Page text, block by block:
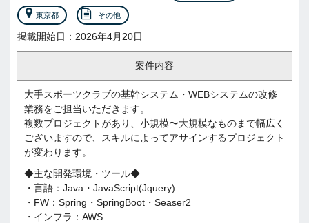
東京都 その他
掲載開始日：2026年4月20日
案件内容
大手スポーツクラブの基幹システム・WEBシステムの改修
業務をご担当いただきます。
複数プロジェクトがあり、小規模〜大規模なものまで幅広く
ございますので、スキルによってアサインするプロジェクト
が変わります。
◆主な開発環境・ツール◆
・言語：Java・JavaScript(Jquery)
・FW：Spring・SpringBoot・Seaser2
・インフラ：AWS